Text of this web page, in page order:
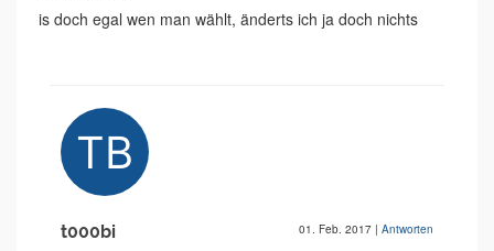
is doch egal wen man wählt, änderts ich ja doch nichts
t000bi 01. Feb. 2017 | Antworten